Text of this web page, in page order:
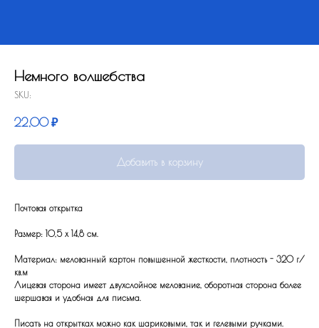
Немного волшебства
SKU:
22,00 ₽
Добавить в корзину
Почтовая открытка
Размер: 10,5 x 14,8 см.
Материал: мелованный картон повышенной жесткости, плотность - 320 г/
кв.м
Лицевая сторона имеет двухслойное мелование, оборотная сторона более
шершавая и удобная для письма.
Писать на открытках можно как шариковыми, так и гелевыми ручками.